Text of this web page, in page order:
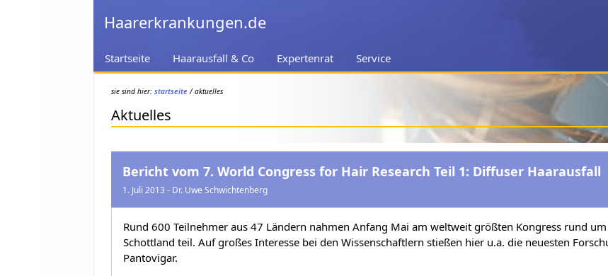
Haarerkrankungen.de
Startseite Haarausfall & Co Expertenrat Service
sie sind hier: startseite/ aktuelles
Aktuelles
Bericht vom 7. World Congress for Hair Research Teil 1: Diffuser Haarausfall
1. Juli 2013 - Dr. Uwe Schwichtenberg
Rund 600 Teilnehmer aus 47 Ländern nahmen Anfang Mai am weltweit größten Kongress rund
Schottland teil. Auf großes Interesse bei den Wissenschaftlern stießen hier u.a. die neuesten
Pantovigar.